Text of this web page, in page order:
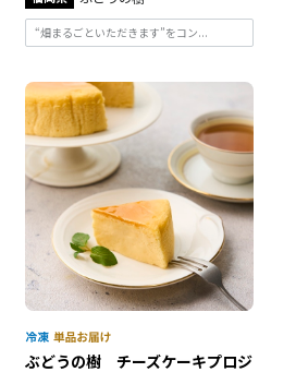
“畑まるごといただきます”をコン...
ぶどうの樹 チーズケーキプロジ